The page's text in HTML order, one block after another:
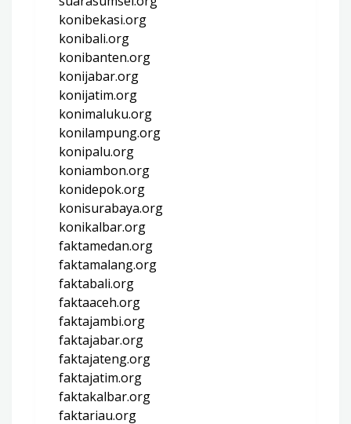
konibekasi.org
konibali.org
konibanten.org
konijabar.org
konijatim.org
konimaluku.org
konilampung.org
konipalu.org
koniambon.org
konidepok.org
konisurabaya.org
konikalbar.org
faktamedan.org
faktamalang.org
faktabali.org
faktaaceh.org
faktajambi.org
faktajabar.org
faktajateng.org
faktajatim.org
faktakalbar.org
faktariau.org